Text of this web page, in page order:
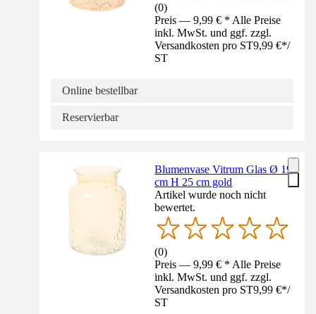
(0)
Preis — 9,99 € * Alle Preise
inkl. MwSt. und ggf. zzgl.
Versandkosten pro ST9,99 €*/
ST
Online bestellbar
Reservierbar
Blumenvase Vitrum Glas Ø 19
cm H 25 cm gold
Artikel wurde noch nicht
bewertet.
(0)
Preis — 9,99 € * Alle Preise
inkl. MwSt. und ggf. zzgl.
Versandkosten pro ST9,99 €*/
ST